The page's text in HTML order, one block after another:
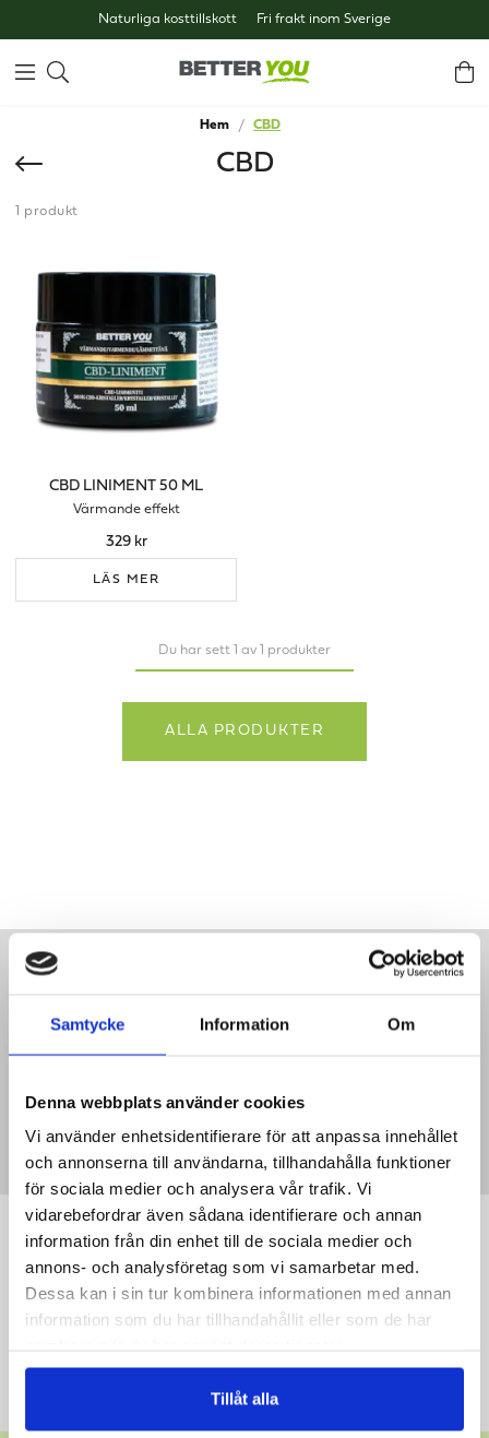
Samtycke Information Om
Denna webbplats använder cookies
Vi använder enhetsidentifierare för att anpassa innehållet
och annonserna till användarna, tillhandahålla funktioner
för sociala medier och analysera vår trafik. Vi
vidarebefordrar även sådana identifierare och annan
information från din enhet till de sociala medier och
annons- och analysföretag som vi samarbetar med.
Dessa kan i sin tur kombinera informationen med annan
information som du har tillhandahållit eller som de har
Tillåt alla
Naturliga kosttillskott Fri frakt inom Sverige
Hem CBD
CBD
1 produkt
CBD LINIMENT 50 ML
Värmande effekt
329 kr
LÄS MER
Du har sett 1 av 1 produkter
ALLA PRODUKTER
Ta del av exklusiva erbjudanden - Bli medlem i vår kundklubb
REGISTRERA DIG HÄR
NYHETSBREV
Vill du ha våra nyhetsbrev, med erbjudanden och nyheter?
Signa upp nedan.
SKICKA